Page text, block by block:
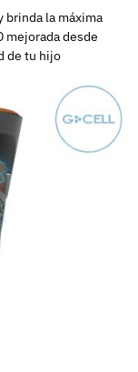
brinda la máxima
mejorada desde
de tu hijo